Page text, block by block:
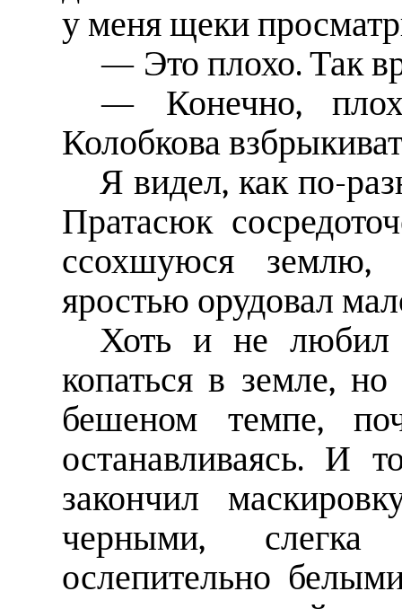
у меня щеки
— Это плохо. Так
— Конечно,
Колобкова
Я видел, как по-
Пратасюк
ссохшуюся
яростью орудовал
Хоть и не любил
копаться в земле,
бешеном темпе,
останавливаясь. И
закончил
черными,
ослепительно